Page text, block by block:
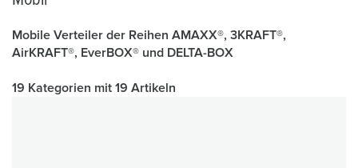
Mobile Verteiler der Reihen AMAXX®, 3KRAFT®,
AirKRAFT®, EverBOX® und DELTA-BOX
19 Kategorien mit 19 Artikeln